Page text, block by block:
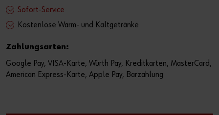
Sofort-Service
Kostenlose Warm- und Kaltgetränke
Zahlungsarten:
Google Pay, VISA-Karte, Würth Pay, Kreditkarten, MasterCard,
American Express-Karte, Apple Pay, Barzahlung